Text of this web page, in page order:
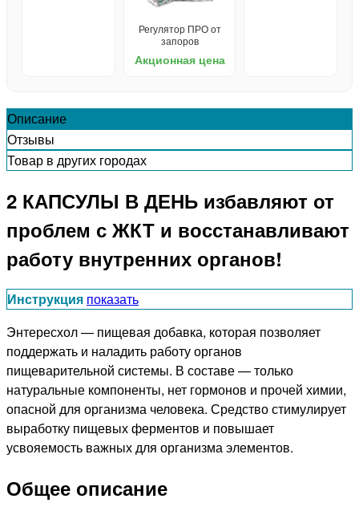
Регулятор ПРО от
запоров
Акционная цена
Описание
Отзывы
Товар в других городах
2 КАПСУЛЫ В ДЕНЬ избавляют от
проблем с ЖКТ и восстанавливают
работу внутренних органов!
Инструкция показать
Энтересхол — пищевая добавка, которая позволяет
поддержать и наладить работу органов
пищеварительной системы. В составе — только
натуральные компоненты, нет гормонов и прочей химии,
опасной для организма человека. Средство стимулирует
выработку пищевых ферментов и повышает
усвояемость важных для организма элементов.
Общее описание